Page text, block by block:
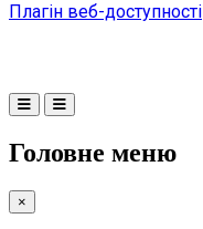
Плагін веб-доступності
Головне меню
×